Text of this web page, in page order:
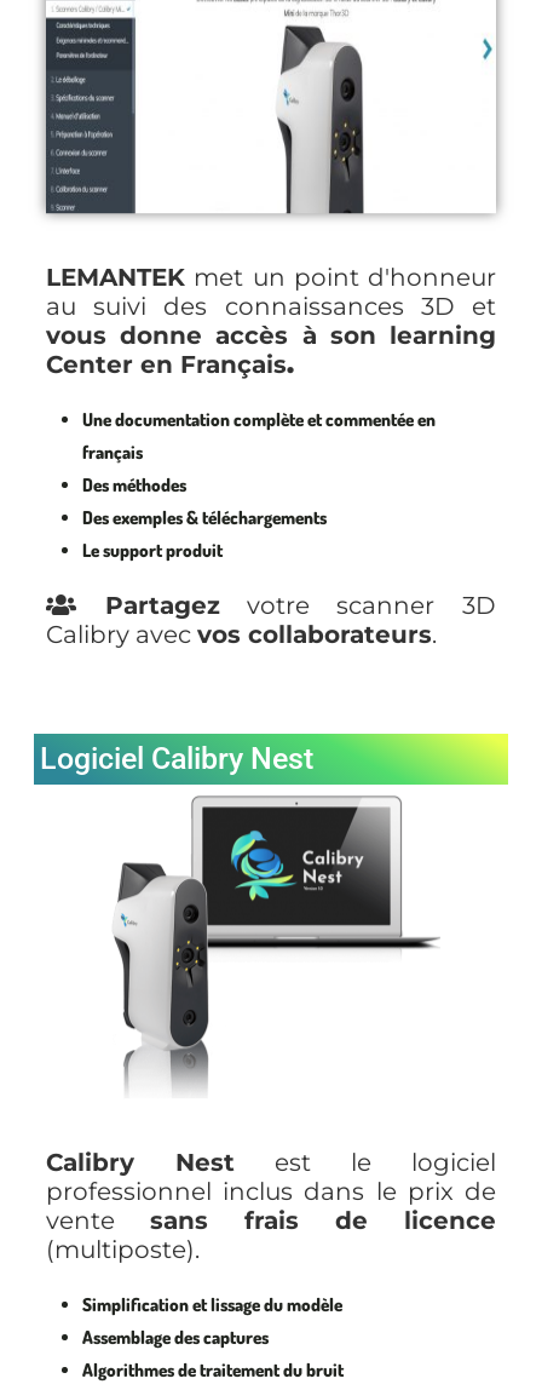
LEMANTEK met un point d'honneur
au suivi des connaissances 3D et
vous donne accès à son learning
Center en Français.
Une documentation complète et commentée en
français
Des méthodes
Des exemples & téléchargements
Le support produit
Partagezvotre scanner 3D
Calibry avecvos collaborateurs.
Logiciel Calibry Nest
Calibry Nest est le logiciel
professionnel inclus dans le prix de
ventesans frais de licence
(multiposte).
Simplification et lissage du modèle
Assemblage des captures
Algorithmes de traitement du bruit